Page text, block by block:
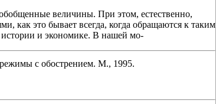
величины. При этом, естественно,
как это бывает всегда, когда обращаются к таким
и экономике. В нашей мо-
с обострением. М., 1995.